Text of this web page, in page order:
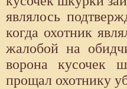
являлось
когда охотник
жалобой на
ворона кусочек
прощал охотнику